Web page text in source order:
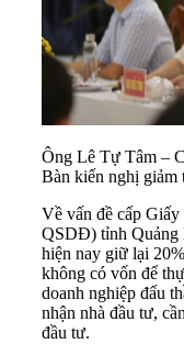
Ông Lê Tự Tâm –
Bàn kiến nghị
Về vấn đề cấp
QSDĐ) tỉnh Quảng
hiện nay giữ lại
không có vốn để
doanh nghiệp đấu
nhận nhà đầu tư,
đầu tư.